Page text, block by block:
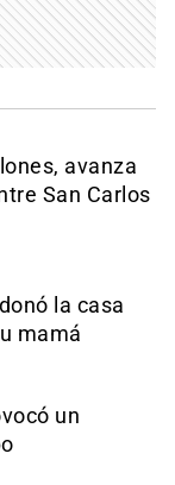
avanza
San Carlos
la casa
mamá
un